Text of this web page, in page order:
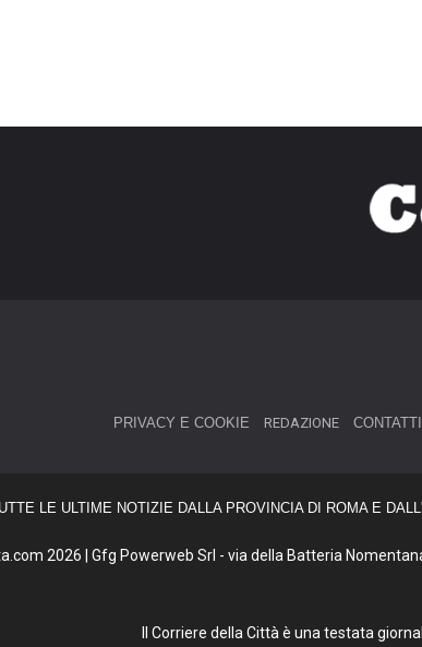
PRIVACY E COOKIE REDAZIONE CONTATTI
LE ULTIME NOTIZIE DALLA PROVINCIA DI ROMA E
2026 | Gfg Powerweb Srl - via della Batteria
Il Corriere della Città è una testata